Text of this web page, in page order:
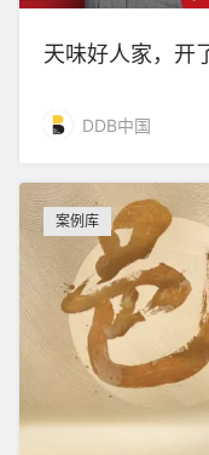
天味好人家，开
DDB中国
案例库